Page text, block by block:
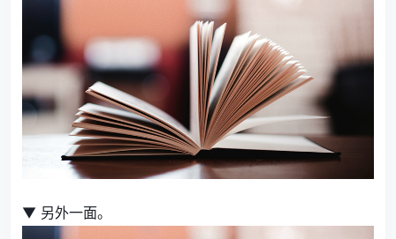
▼ 另外一面。